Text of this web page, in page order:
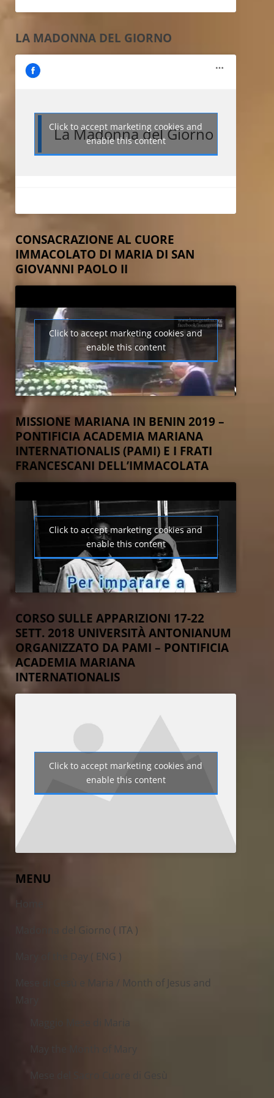
LA MADONNA DEL GIORNO
La Madonna del Giorno
Click to accept marketing cookies and
enable this content
CONSACRAZIONE AL CUORE
IMMACOLATO DI MARIA DI SAN
GIOVANNI PAOLO II
Click to accept marketing cookies and
enable this content
MISSIONE MARIANA IN BENIN 2019 –
PONTIFICIA ACADEMIA MARIANA
INTERNATIONALIS (PAMI) E I FRATI
FRANCESCANI DELL’IMMACOLATA
Click to accept marketing cookies and
enable this content
CORSO SULLE APPARIZIONI 17-22
SETT. 2018 UNIVERSITÀ ANTONIANUM
ORGANIZZATO DA PAMI – PONTIFICIA
ACADEMIA MARIANA
INTERNATIONALIS
Click to accept marketing cookies and
enable this content
MENU
Home
Madonna del Giorno ( ITA )
Mary of the Day ( ENG )
Mese di Gesù e Maria / Month of Jesus and
Mary
Maggio Mese di Maria